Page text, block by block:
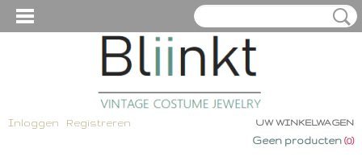
Inloggen Registreren UW WINKELWAGEN
Geen producten (0)